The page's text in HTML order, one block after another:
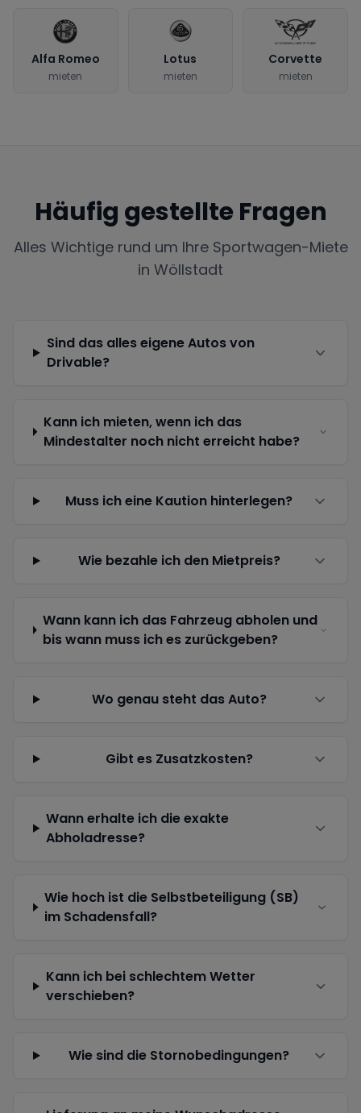
Alfa Romeo
mieten
Lotus
mieten
Corvette
mieten
Häufig gestellte Fragen
Alles Wichtige rund um Ihre Sportwagen-Miete
in Wöllstadt
Sind das alles eigene Autos von
Drivable?
Kann ich mieten, wenn ich das
Mindestalter noch nicht erreicht habe?
Muss ich eine Kaution hinterlegen?
Wie bezahle ich den Mietpreis?
Wann kann ich das Fahrzeug abholen und
bis wann muss ich es zurückgeben?
Wo genau steht das Auto?
Gibt es Zusatzkosten?
Wann erhalte ich die exakte
Abholadresse?
Wie hoch ist die Selbstbeteiligung (SB)
im Schadensfall?
Kann ich bei schlechtem Wetter
verschieben?
Wie sind die Stornobedingungen?